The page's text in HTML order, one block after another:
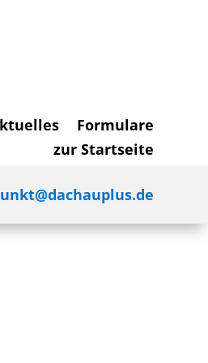
Formulare
zur Startseite